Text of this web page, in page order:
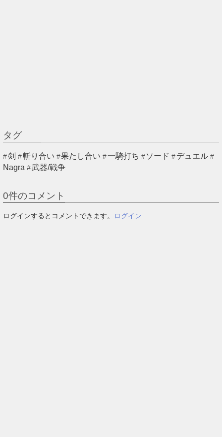
タグ
剣 斬り合い 果たし合い 一騎打ち ソード
デュエル
Nagra
武器/戦争
0件のコメント
ログインするとコメントできます。 ログイン